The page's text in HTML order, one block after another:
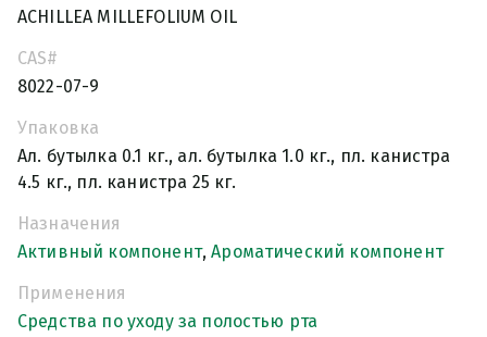
ACHILLEA MILLEFOLIUM OIL
CAS#
8022-07-9
Упаковка
Ал. бутылка 0.1 кг., ал. бутылка 1.0 кг., пл. канистра
4.5 кг., пл. канистра 25 кг.
Назначения
Активный компонент,Ароматический компонент
Применения
Средства по уходу за полостью рта